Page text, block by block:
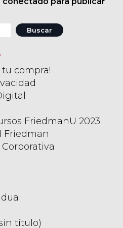
tu compra!
FriedmanU 2023
Friedman
título)